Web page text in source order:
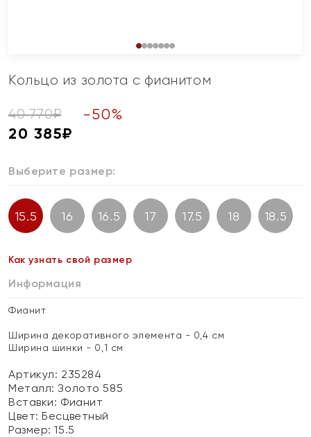
Кольцо из золота с фианитом
40 770₽ -50%
20 385₽
Выберите размер:
15.5 16 16.5 17 17.5 18 18.5
Как узнать свой размер
Информация
Фианит
Ширина декоративного элемента - 0,4 см
Ширина шинки - 0,1 см
Артикул: 235284
Металл:Золото 585
Вставки: Фианит
Цвет:Бесцветный
Размер:15.5